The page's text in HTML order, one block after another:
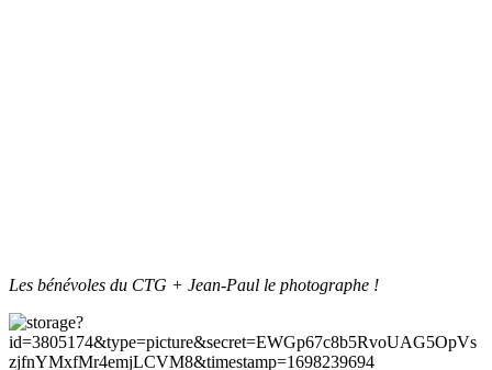
Les bénévoles du CTG + Jean-Paul le photographe !